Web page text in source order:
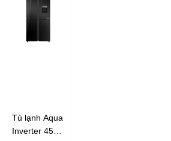
Tủ lạnh Aqua
Inverter 456